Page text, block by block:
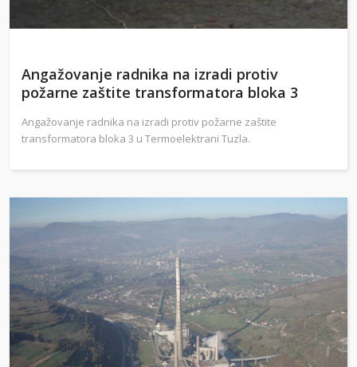
Angažovanje radnika na izradi protiv
požarne zaštite transformatora bloka 3
Angažovanje radnika na izradi protiv požarne zaštite
transformatora bloka 3 u Termoelektrani Tuzla.